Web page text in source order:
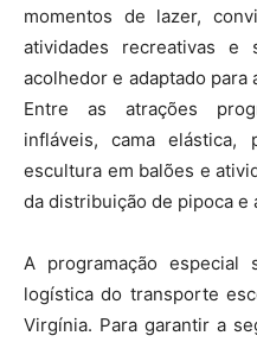
momentos de lazer,
atividades recreativas e
acolhedor e adaptado para
Entre as atrações
infláveis, cama elástica,
escultura em balões e
da distribuição de pipoca e
A programação
logística do transporte
Virgínia. Para garantir a